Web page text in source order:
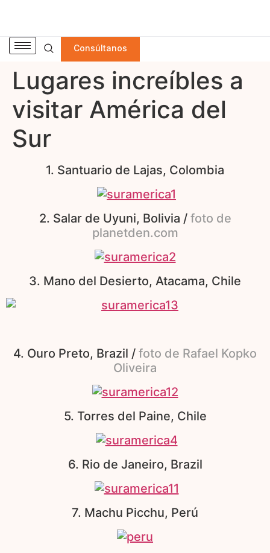
Consúltanos
Lugares increíbles a
visitar América del
Sur
1. Santuario de Lajas, Colombia
2. Salar de Uyuni, Bolivia /foto de
planetden.com
3. Mano del Desierto, Atacama, Chile
4. Ouro Preto, Brazil / foto de Rafael Kopko
Oliveira
5. Torres del Paine, Chile
6. Rio de Janeiro, Brazil
7. Machu Picchu, Perú